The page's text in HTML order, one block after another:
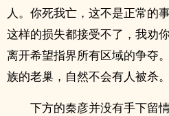
人。你死我亡，这不是正常的
这样的损失都接受不了，我劝
离开希望指界所有区域的争夺
族的老巢，自然不会有人被杀
下方的秦彦并没有手下留